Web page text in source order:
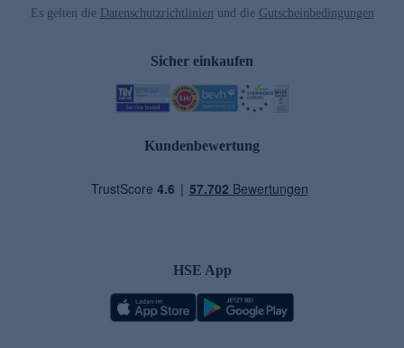
Es gelten die Datenschutzrichtlinien und die Gutscheinbedingungen
Sicher einkaufen
Kundenbewertung
HSE App